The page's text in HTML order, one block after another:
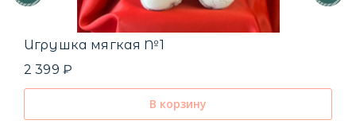
Игрушка мягкая №1
2 399 ₽
В корзину